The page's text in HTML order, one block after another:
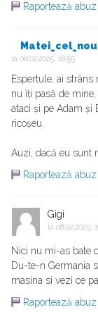
Raportează abuz
Matei_cel_nou
la 08.02.2025, 18:55
Espertule, ai
nu îți pasă de
ataci și pe Adam și
ricoșeu.
Auzi, dacă eu sunt
Raportează abuz
Gigi
la 08.02.2025,
Nici nu mi-as bate
Du-te-n Germania
masina si vezi ce
Raportează abuz